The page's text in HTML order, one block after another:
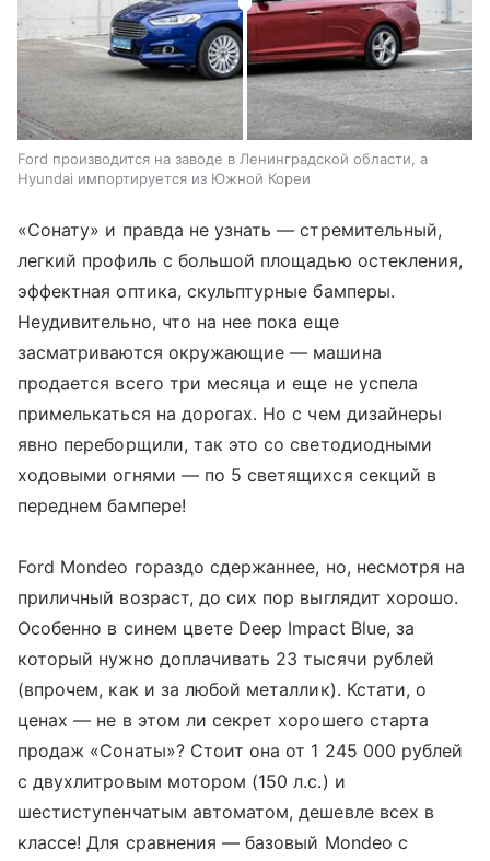
Ford производится на заводе в Ленинградской области, а
Hyundai импортируется из Южной Кореи
«Сонату» и правда не узнать — стремительный,
легкий профиль с большой площадью остекления,
эффектная оптика, скульптурные бамперы.
Неудивительно, что на нее пока еще
засматриваются окружающие — машина
продается всего три месяца и еще не успела
примелькаться на дорогах. Но с чем дизайнеры
явно переборщили, так это со светодиодными
ходовыми огнями — по 5 светящихся секций в
переднем бампере!
Ford Mondeo гораздо сдержаннее, но, несмотря на
приличный возраст, до сих пор выглядит хорошо.
Особенно в синем цвете Deep Impact Blue, за
который нужно доплачивать 23 тысячи рублей
(впрочем, как и за любой металлик). Кстати, о
ценах — не в этом ли секрет хорошего старта
продаж «Сонаты»? Стоит она от 1 245 000 рублей
с двухлитровым мотором (150 л.с.) и
шестиступенчатым автоматом, дешевле всех в
классе! Для сравнения — базовый Mondeo c